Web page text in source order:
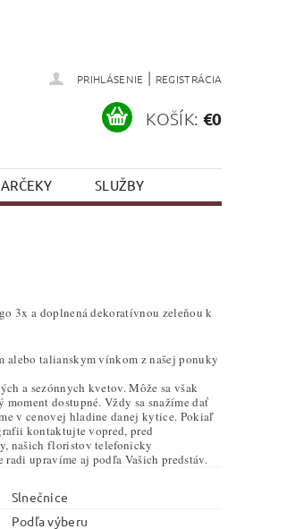
PRIHLÁSENIE | REGISTRÁCIA
KOŠÍK: €0
SLUŽBY
3x a doplnená dekoratívnou zeleňou k
alebo talianskym vínkom z našej ponuky
a sezónnych kvetov. Môže sa však
dostupné. Vždy sa snažíme dať
v cenovej hladine danej kytice. Pokiaľ
kontaktujte vopred, pred
našich floristov telefonicky
radi upravíme aj podľa Vašich predstáv.
Slnečnice
Podľa výberu